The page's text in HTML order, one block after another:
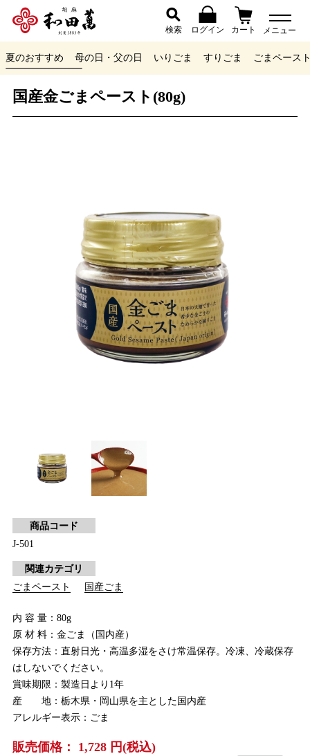
検索 ログイン カート メニュー
夏のおすすめ 母の日・父の日 いりごま すりごま ごまペース
国産金ごまペースト(80g)
商品コード
J-501
関連カテゴリ
ごまペースト
国産ごま
内 容 量：80g
原 材 料：金ごま（国内産）
保存方法：直射日光・高温多湿をさけ常温保存。冷凍、冷蔵保存
はしないでください。
賞味期限：製造日より1年
産 地：栃木県・岡山県を主とした国内産
アレルギー表示：ごま
販売価格： 1,728 円(税込)